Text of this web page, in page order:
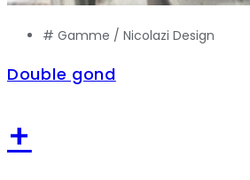
# Gamme / Nicolazi Design
Double gond
+